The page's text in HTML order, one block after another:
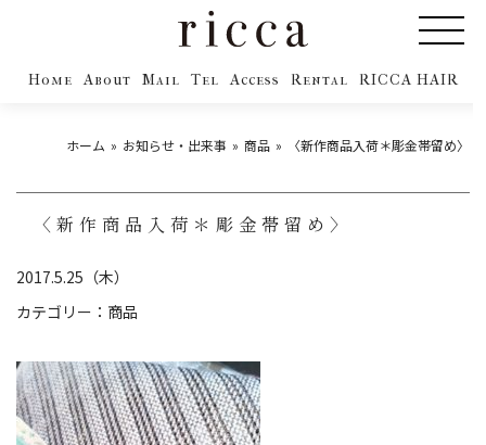
Home About Mail Tel Access Rental RICCA HAIR
ホーム お知らせ・出来事 商品 〈新作商品入荷＊彫金帯留め〉
〈新作商品入荷＊彫金帯留め〉
2017.5.25（木）
カテゴリー： 商品